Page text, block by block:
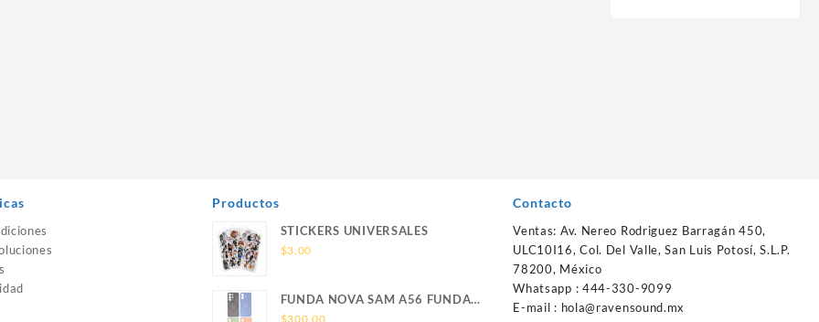
Productos
STICKERS UNIVERSALES
$3.00
FUNDA NOVA SAM A56 FUNDA
SILICONA SIN SOPORTE
$300.00
Contacto
Ventas: Av. Nereo Rodriguez Barragán 450,
ULC10I16, Col. Del Valle, San Luis Potosí, S.L.P.
78200, México
Whatsapp : 444-330-9099
E-mail : hola@ravensound.mx